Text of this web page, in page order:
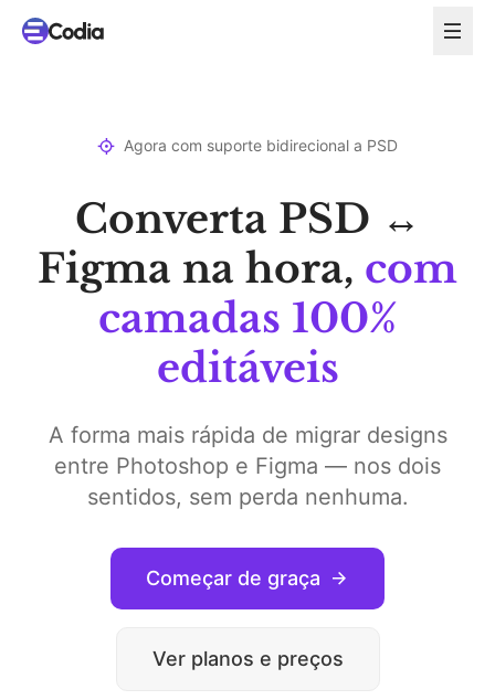
Agora com suporte bidirecional a PSD
Converta PSD ↔
Figma na hora, com
camadas 100%
editáveis
A forma mais rápida de migrar designs
entre Photoshop e Figma — nos dois
sentidos, sem perda nenhuma.
Começar de graça
Ver planos e preços